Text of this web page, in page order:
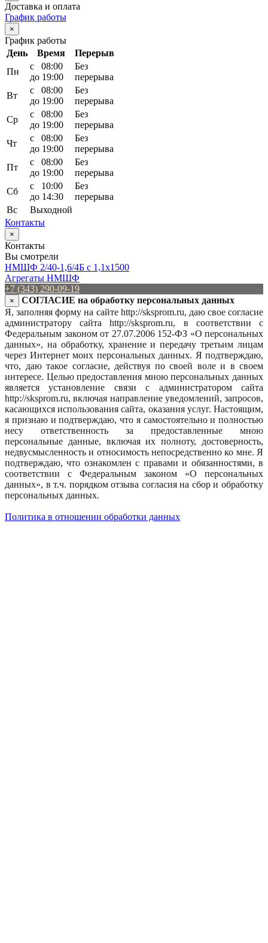
Доставка и оплата
График работы
×
График работы
День
Время
Перерыв
Пн
с 08:00
до 19:00
Без
перерыва
Вт
с 08:00
до 19:00
Без
перерыва
Ср
с 08:00
до 19:00
Без
перерыва
Чт
с 08:00
до 19:00
Без
перерыва
Пт
с 08:00
до 19:00
Без
перерыва
Сб
с 10:00
до 14:30
Без
перерыва
Вс
Выходной
Контакты
×
Контакты
Вы смотрели
НМШФ 2/40-1,6/4Б с 1,1х1500
Агрегаты НМШФ
+7 (343) 290-09-19
×
СОГЛАСИЕ на обработку персональных данных
Я, заполняя форму на сайте http://sksprom.ru, даю свое согласие
администратору сайта http://sksprom.ru, в соответствии с
Федеральным законом от 27.07.2006 152-ФЗ «О персональных
данных», на обработку, хранение и передачу третьим лицам
через Интернет моих персональных данных. Я подтверждаю,
что, даю такое согласие, действуя по своей воле и в своем
интересе. Целью предоставления мною персональных данных
является установление связи с администратором сайта
http://sksprom.ru, включая направление уведомлений, запросов,
касающихся использования сайта, оказания услуг. Настоящим,
я признаю и подтверждаю, что я самостоятельно и полностью
несу ответственность за предоставленные мною
персональные данные, включая их полноту, достоверность,
недвусмысленность и относимость непосредственно ко мне. Я
подтверждаю, что ознакомлен с правами и обязанностями, в
соответствии с Федеральным законом «О персональных
данных», в т.ч. порядком отзыва согласия на сбор и обработку
персональных данных.
Политика в отношении обработки данных